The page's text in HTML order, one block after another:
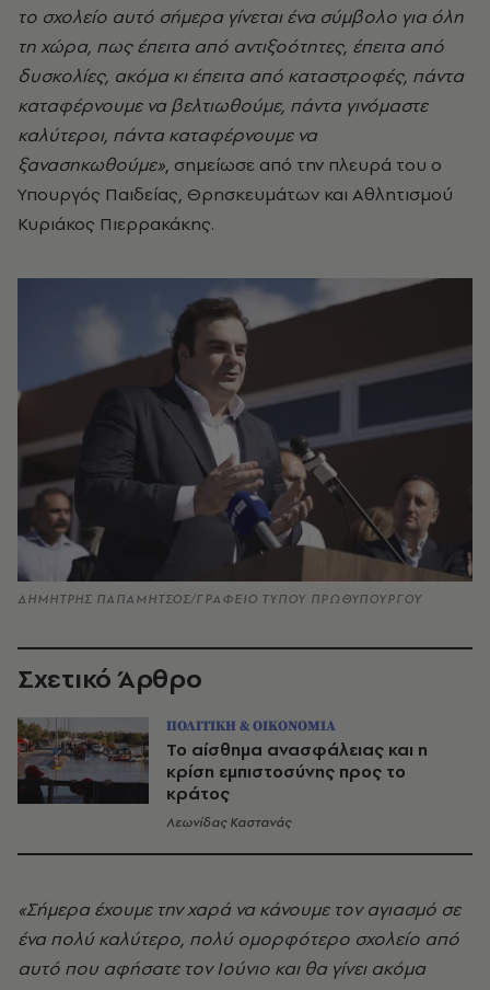
το σχολείο αυτό σήμερα γίνεται ένα σύμβολο για όλη
τη χώρα, πως έπειτα από αντιξοότητες, έπειτα από
δυσκολίες, ακόμα κι έπειτα από καταστροφές, πάντα
καταφέρνουμε να βελτιωθούμε, πάντα γινόμαστε
καλύτεροι, πάντα καταφέρνουμε να
ξανασηκωθούμε», σημείωσε από την πλευρά του ο
Υπουργός Παιδείας, Θρησκευμάτων και Αθλητισμού
Κυριάκος Πιερρακάκης.
ΔΗΜΗΤΡΗΣ ΠΑΠΑΜΗΤΣΟΣ/ΓΡΑΦΕΙΟ ΤΥΠΟΥ ΠΡΩΘΥΠΟΥΡΓΟΥ
Σχετικό Άρθρο
ΠΟΛΙΤΙΚΗ & ΟΙΚΟΝΟΜΙΑ
Το αίσθημα ανασφάλειας και η
κρίση εμπιστοσύνης προς το
κράτος
Λεωνίδας Καστανάς
«Σήμερα έχουμε την χαρά να κάνουμε τον αγιασμό σε
ένα πολύ καλύτερο, πολύ ομορφότερο σχολείο από
αυτό που αφήσατε τον Ιούνιο και θα γίνει ακόμα